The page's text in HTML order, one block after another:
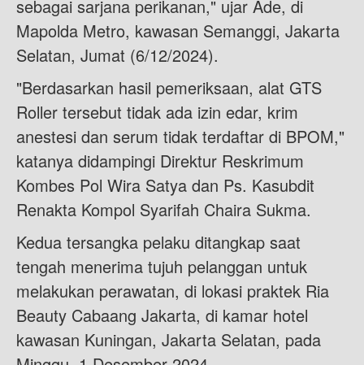
sebagai sarjana perikanan," ujar Ade, di
Mapolda Metro, kawasan Semanggi, Jakarta
Selatan, Jumat (6/12/2024).
"Berdasarkan hasil pemeriksaan, alat GTS
Roller tersebut tidak ada izin edar, krim
anestesi dan serum tidak terdaftar di BPOM,"
katanya didampingi Direktur Reskrimum
Kombes Pol Wira Satya dan Ps. Kasubdit
Renakta Kompol Syarifah Chaira Sukma.
Kedua tersangka pelaku ditangkap saat
tengah menerima tujuh pelanggan untuk
melakukan perawatan, di lokasi praktek Ria
Beauty Cabaang Jakarta, di kamar hotel
kawasan Kuningan, Jakarta Selatan, pada